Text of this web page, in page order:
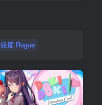
轻度 Rogue